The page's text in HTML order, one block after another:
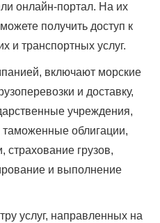
онлайн-портал. На их
получить доступ к
и транспортных услуг.
включают морские
и доставку,
учреждения,
облигации,
страхование грузов,
и выполнение
услуг, направленных на